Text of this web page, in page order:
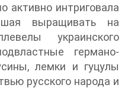
активно интриговала
выращивать на
украинского
германо-
лемки и гуцулы
русского народа и